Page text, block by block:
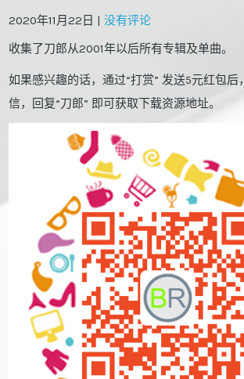
2020年11月22日 |没有评论
收集了刀郎从2001年以后所有专辑及单曲。
如果感兴趣的话，通过“打赏” 发送5元红包
信，回复“刀郎” 即可获取下载资源地址。